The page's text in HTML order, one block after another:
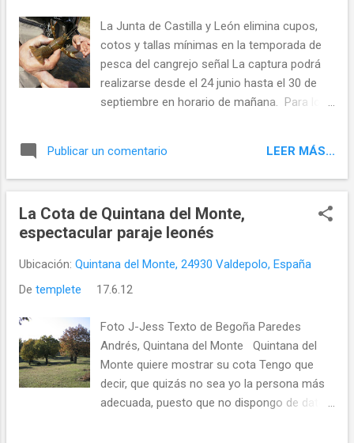
La Junta de Castilla y León elimina cupos,
cotos y tallas mínimas en la temporada de
pesca del cangrejo señal La captura podrá
realizarse desde el 24 junio hasta el 30 de
septiembre en horario de mañana. Para los
Publicar un comentario LEER MÁS...
La Cota de Quintana del Monte,
espectacular paraje leonés
Ubicación: Quintana del Monte, 24930 Valdepolo, España
De templete 17.6.12
Foto J-Jess Texto de Begoña Paredes
Andrés, Quintana del Monte Quintana del
Monte quiere mostrar su cota Tengo que
decir, que quizás no sea yo la persona más
adecuada, puesto que no dispongo de datos